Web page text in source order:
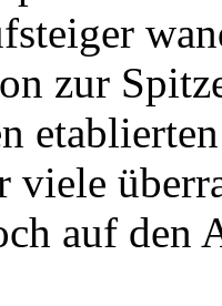
zur
viele
auf den